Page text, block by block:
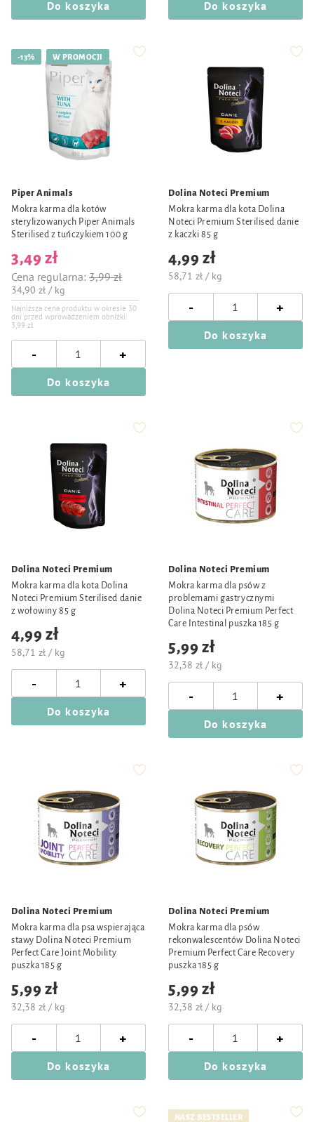
Do koszyka Do koszyka
-13% W PROMOCJI
Piper Animals
Mokra karma dla kotów
sterylizowanych Piper Animals
Sterilised z tuńczykiem 100 g
Cena regularna: 3,99 zł
3,49 zł
Najniższa cena produktu w okresie 30
dni przed wprowadzeniem obniżki:
3,99 zł
34,90 zł / kg
- +
Do koszyka
Dolina Noteci Premium
Mokra karma dla kota Dolina
Noteci Premium Sterilised danie
z kaczki 85 g
4,99 zł
58,71 zł / kg
- +
Do koszyka
Dolina Noteci Premium
Mokra karma dla kota Dolina
Noteci Premium Sterilised danie
z wołowiny 85 g
4,99 zł
58,71 zł / kg
- +
Do koszyka
Dolina Noteci Premium
Mokra karma dla psów z
problemami gastrycznymi
Dolina Noteci Premium Perfect
Care Intestinal puszka 185 g
5,99 zł
32,38 zł / kg
- +
Do koszyka
Dolina Noteci Premium
Mokra karma dla psa wspierająca
stawy Dolina Noteci Premium
Perfect Care Joint Mobility
puszka 185 g
5,99 zł
32,38 zł / kg
- +
Do koszyka
Dolina Noteci Premium
Mokra karma dla psów
rekonwalescentów Dolina Noteci
Premium Perfect Care Recovery
puszka 185 g
5,99 zł
32,38 zł / kg
- +
Do koszyka
NASZ BESTSELLER